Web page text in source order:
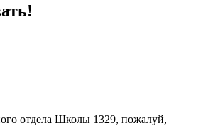
отдела Школы 1329, пожалуй,